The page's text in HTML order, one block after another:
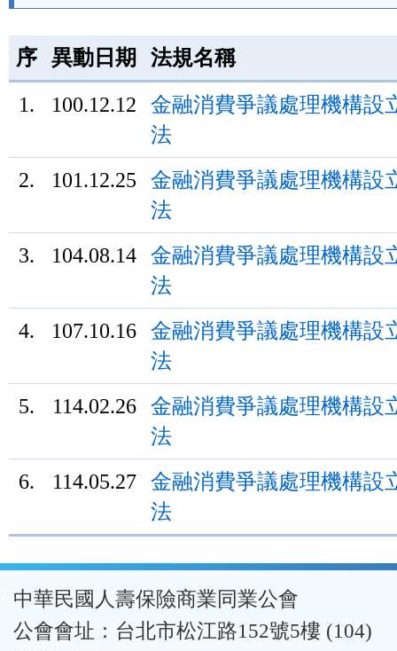
按
鈕
區
序 異動日期 法規名稱
1. 100.12.12
金融消費爭議處理機構設
法
2.
101.12.25
金融消費爭議處理機構設
法
3.
104.08.14
金融消費爭議處理機構設
法
4.
107.10.16
金融消費爭議處理機構設
法
5.
114.02.26
金融消費爭議處理機構設
法
6.
114.05.27
金融消費爭議處理機構設
法
:::中華民國人壽保險商業同業公會
公會會址：台北市松江路152號5樓 (104)